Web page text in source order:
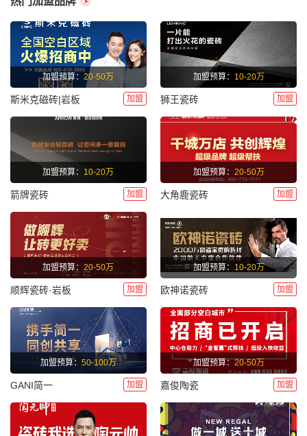
加盟预算：20-50万
斯米克磁砖|岩板 加盟
加盟预算： 10-20万
狮王瓷砖 加盟
加盟预算： 10-20万
箭牌瓷砖 加盟
加盟预算： 20-50万
大角鹿瓷砖 加盟
加盟预算：20-50万
顺辉瓷砖·岩板 加盟
加盟预算： 10-20万
欧神诺瓷砖 加盟
加盟预算： 50-100万
GANI简一 加盟
加盟预算： 20-50万
嘉俊陶瓷 加盟